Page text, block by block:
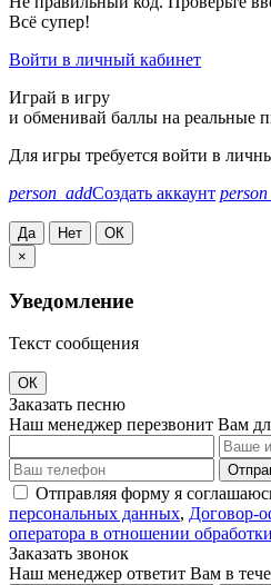
Всё супер!
Войти в личный кабинет
Играй в игру
и обменивай баллы на реальные
Для игры требуется войти в
person_addСоздать аккаунт
Да Нет
ОК
×
Уведомление
Текст сообщения
ОК
Заказать песню
Наш менеджер перезвонит Вам
Отправляя форму я
персональных данных, Договор-
оператора в отношении
Заказать звонок
Наш менеджер ответит Вам в